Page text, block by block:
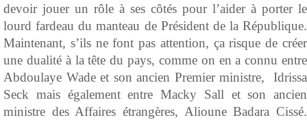
devoir jouer un rôle à ses côtés pour l’aider à porter le
lourd fardeau du manteau de Président de la République.
Maintenant, s’ils ne font pas attention, ça risque de créer
une dualité à la tête du pays, comme on en a connu entre
Abdoulaye Wade et son ancien Premier ministre, Idrissa
Seck mais également entre Macky Sall et son ancien
ministre des Affaires étrangères, Alioune Badara Cissé.